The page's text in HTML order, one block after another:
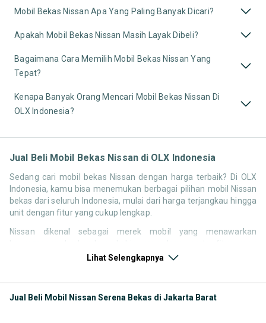
Mobil Bekas Nissan Apa Yang Paling Banyak Dicari?
Apakah Mobil Bekas Nissan Masih Layak Dibeli?
Bagaimana Cara Memilih Mobil Bekas Nissan Yang
Tepat?
Kenapa Banyak Orang Mencari Mobil Bekas Nissan Di
OLX Indonesia?
Jual Beli Mobil Bekas Nissan di OLX Indonesia
Sedang cari mobil bekas Nissan dengan harga terbaik? Di OLX
Indonesia, kamu bisa menemukan berbagai pilihan mobil Nissan
bekas dari seluruh Indonesia, mulai dari harga terjangkau hingga
unit dengan fitur yang cukup lengkap.
Nissan dikenal sebagai merek mobil yang menawarkan
kompetitif di kelasnya. Hal ini membuat pencarian seperti mobil
Melalui halaman ini, kamu bisa langsung membandingkan
Lihat Selengkapnya
Jual Beli Mobil Nissan Serena Bekas di Jakarta Barat